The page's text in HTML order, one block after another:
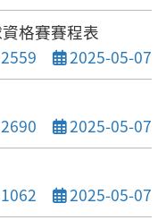
格賽賽程表
閱次數
2559 發布日期
2025-05-07
閱次數
2690 發布日期
2025-05-07
閱次數
1062 發布日期
2025-05-07